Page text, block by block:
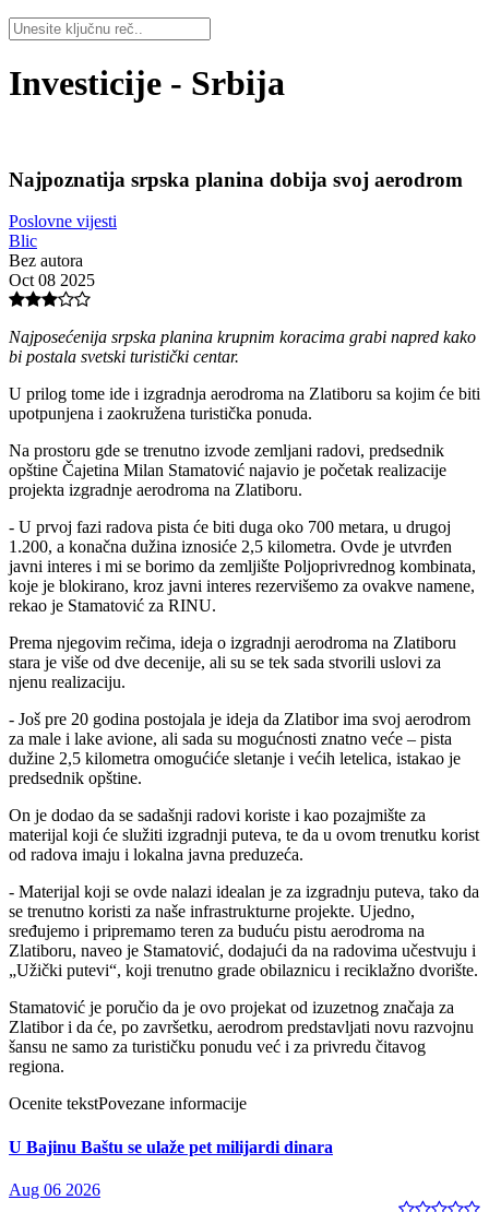
Investicije - Srbija
Najpoznatija srpska planina dobija svoj aerodrom
Poslovne vijesti
Blic
Bez autora
Oct 08 2025
Najposećenija srpska planina krupnim koracima grabi napred kako
bi postala svetski turistički centar.
U prilog tome ide i izgradnja aerodroma na Zlatiboru sa kojim će biti
upotpunjena i zaokružena turistička ponuda.
Na prostoru gde se trenutno izvode zemljani radovi, predsednik
opštine Čajetina Milan Stamatović najavio je početak realizacije
projekta izgradnje aerodroma na Zlatiboru.
- U prvoj fazi radova pista će biti duga oko 700 metara, u drugoj
1.200, a konačna dužina iznosiće 2,5 kilometra. Ovde je utvrđen
javni interes i mi se borimo da zemljište Poljoprivrednog kombinata,
koje je blokirano, kroz javni interes rezervišemo za ovakve namene,
rekao je Stamatović za RINU.
Prema njegovim rečima, ideja o izgradnji aerodroma na Zlatiboru
stara je više od dve decenije, ali su se tek sada stvorili uslovi za
njenu realizaciju.
- Još pre 20 godina postojala je ideja da Zlatibor ima svoj aerodrom
za male i lake avione, ali sada su mogućnosti znatno veće – pista
dužine 2,5 kilometra omogućiće sletanje i većih letelica, istakao je
predsednik opštine.
On je dodao da se sadašnji radovi koriste i kao pozajmište za
materijal koji će služiti izgradnji puteva, te da u ovom trenutku korist
od radova imaju i lokalna javna preduzeća.
- Materijal koji se ovde nalazi idealan je za izgradnju puteva, tako da
se trenutno koristi za naše infrastrukturne projekte. Ujedno,
sređujemo i pripremamo teren za buduću pistu aerodroma na
Zlatiboru, naveo je Stamatović, dodajući da na radovima učestvuju i
„Užički putevi“, koji trenutno grade obilaznicu i reciklažno dvorište.
Stamatović je poručio da je ovo projekat od izuzetnog značaja za
Zlatibor i da će, po završetku, aerodrom predstavljati novu razvojnu
šansu ne samo za turističku ponudu već i za privredu čitavog
regiona.
Ocenite tekstPovezane informacije
U Bajinu Baštu se ulaže pet milijardi dinara
Aug 06 2026